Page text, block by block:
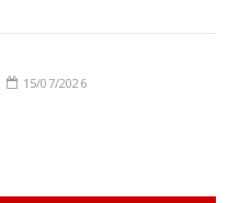
15/07/2026